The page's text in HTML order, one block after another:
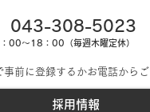
043-308-5023
00～18：00（毎週木曜定休）
前に登録するかお電話からご
採用情報